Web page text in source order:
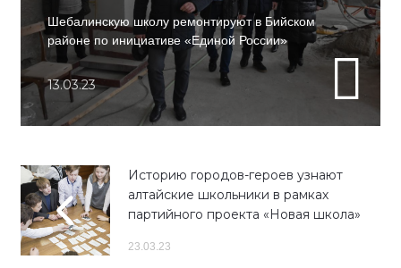
Шебалинскую школу ремонтируют в Бийском
районе по инициативе «Единой России»
13.03.23
Историю городов-героев узнают
алтайские школьники в рамках
партийного проекта «Новая школа»
23.03.23